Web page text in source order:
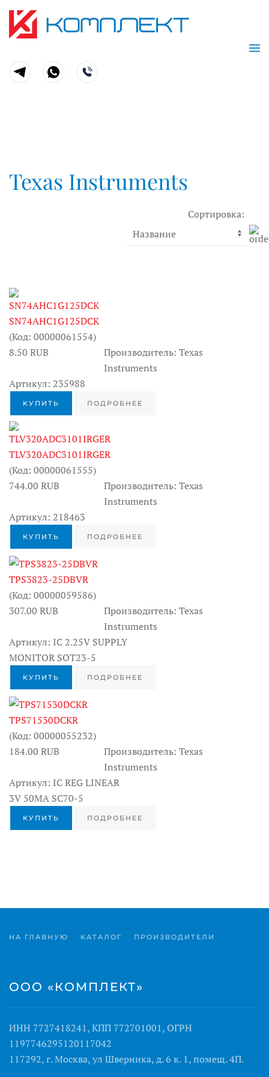
Skip to main content
Texas Instruments
Сортировка:
SN74AHC1G125DCK
(Код: 00000061554)
8.50 RUB
Производитель: Texas
Instruments
Артикул: 235988
КУПИТЬ ПОДРОБНЕЕ
TLV320ADC3101IRGER
(Код: 00000061555)
744.00 RUB
Производитель: Texas
Instruments
Артикул: 218463
КУПИТЬ ПОДРОБНЕЕ
TPS3823-25DBVR
(Код: 00000059586)
307.00 RUB
Производитель: Texas
Instruments
Артикул: IC 2.25V SUPPLY
MONITOR SOT23-5
КУПИТЬ ПОДРОБНЕЕ
TPS71530DCKR
(Код: 00000055232)
184.00 RUB
Производитель: Texas
Instruments
Артикул: IC REG LINEAR
3V 50MA SC70-5
КУПИТЬ ПОДРОБНЕЕ
НА ГЛАВНУЮ КАТАЛОГ ПРОИЗВОДИТЕЛИ
ООО «КОМПЛЕКТ»
ИНН 7727418241, КПП 772701001, ОГРН
1197746295120117042
117292, г. Москва, ул Шверника, д. 6 к. 1, помещ. 4П.